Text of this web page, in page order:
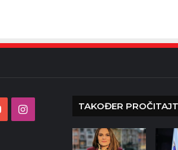
YouTubeInstagram TAKOĐER